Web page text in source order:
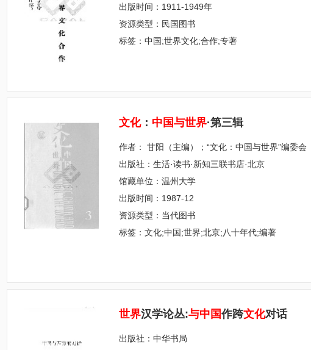
出版时间：1911-1949年
资源类型：民国图书
标签：中国;世界文化;合作;专著
文化： 中 国与世界·第三辑
作者： 甘阳（主编）；“文化：中国与世界”编委会
出版社：生活·读书·新知三联书店·北京
馆藏单位：温州大学
出版时间：1987-12
资源类型：当代图书
标签：文化;中国;世界;北京;八十年代;编著
世界汉学论丛:与中 国作跨文化对话
出版社：中华书局